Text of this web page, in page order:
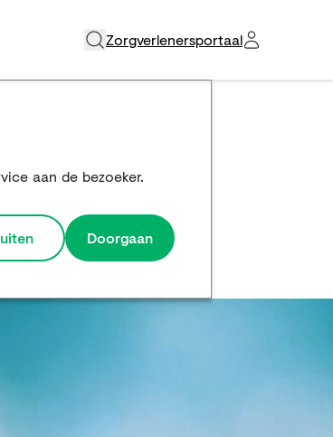
Zorgverlenersportaal
aan de bezoeker.
Doorgaan